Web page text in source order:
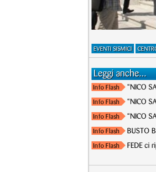
EVENTI SISMICI
Leggi anche...
Info Flash “NICO
Info Flash “NICO
Info Flash “NICO
Info Flash BUSTO
Info Flash FEDE ci